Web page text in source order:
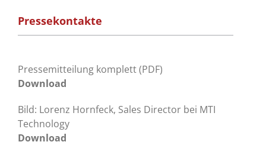
Pressekontakte
Pressemitteilung komplett (PDF)
Download
Bild: Lorenz Hornfeck, Sales Director bei MTI
Technology
Download